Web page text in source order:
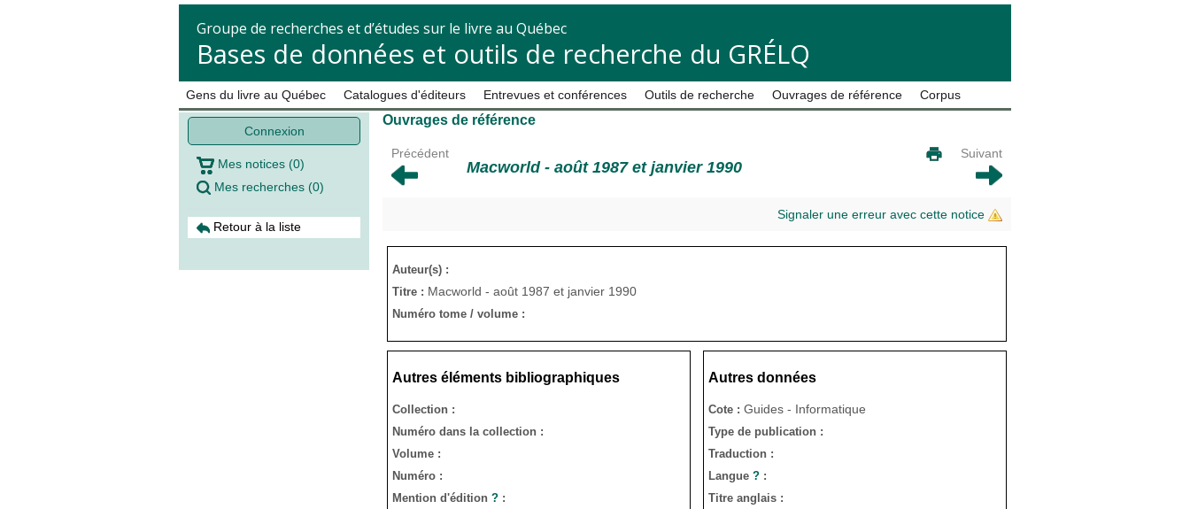
Groupe de recherches et d’études sur le livre au Québec
Bases de données et outils de recherche du GRÉLQ
Gens du livre au Québec Catalogues d'éditeurs Entrevues et conférences Outils de recherche Ouvrages de référence Corpus
Connexion
Mes notices (0)
Mes recherches (0)
Retour à la liste
Ouvrages de référence
Précédent
Macworld - août 1987 et janvier 1990
Suivant
Signaler une erreur avec cette notice
Auteur(s) :
Titre : Macworld - août 1987 et janvier 1990
Numéro tome / volume :
Autres éléments bibliographiques
Collection :
Numéro dans la collection :
Volume :
Numéro :
Mention d'édition ? :
Autres données
Cote : Guides - Informatique
Type de publication :
Traduction :
Langue ? :
Titre anglais :